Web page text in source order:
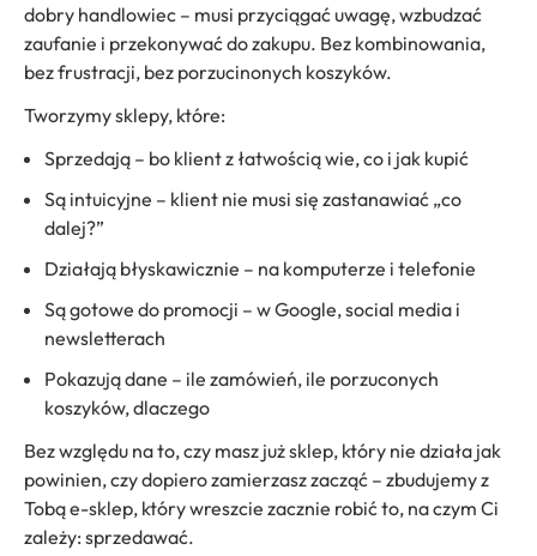
dobry handlowiec – musi przyciągać uwagę, wzbudzać
zaufanie i przekonywać do zakupu. Bez kombinowania,
bez frustracji, bez porzucinonych koszyków.
Tworzymy sklepy, które:
Sprzedają – bo klient z łatwością wie, co i jak kupić
Są intuicyjne – klient nie musi się zastanawiać „co
dalej?”
Działają błyskawicznie – na komputerze i telefonie
Są gotowe do promocji – w Google, social media i
newsletterach
Pokazują dane – ile zamówień, ile porzuconych
koszyków, dlaczego
Bez względu na to, czy masz już sklep, który nie działa jak
powinien, czy dopiero zamierzasz zacząć – zbudujemy z
Tobą e-sklep, który wreszcie zacznie robić to, na czym Ci
zależy: sprzedawać.